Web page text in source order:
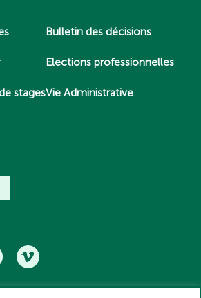
stages
Bulletin des décisions
Elections professionnelles
Vie Administrative